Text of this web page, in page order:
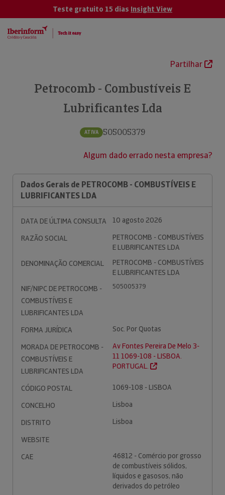
Teste gratuito 15 dias Insight View
Partilhar
Petrocomb - Combustíveis E
Lubrificantes Lda
ATIVA 505005379
Algum dado errado nesta empresa?
Dados Gerais de PETROCOMB - COMBUSTÍVEIS E
LUBRIFICANTES LDA
DATA DE ÚLTIMA CONSULTA
10 agosto 2026
RAZÃO SOCIAL
PETROCOMB - COMBUSTÍVEIS
E LUBRIFICANTES LDA
DENOMINAÇÃO COMERCIAL
PETROCOMB - COMBUSTÍVEIS
E LUBRIFICANTES LDA
NIF/NIPC DE PETROCOMB -
COMBUSTÍVEIS E
LUBRIFICANTES LDA
505005379
FORMA JURÍDICA
Soc. Por Quotas
MORADA DE PETROCOMB -
COMBUSTÍVEIS E
LUBRIFICANTES LDA
Av Fontes Pereira De Melo 3-
11 1069-108 - LISBOA.
PORTUGAL.
CÓDIGO POSTAL
1069-108 - LISBOA
CONCELHO
Lisboa
DISTRITO
Lisboa
WEBSITE
CAE
46812 - Comércio por grosso
de combustíveis sólidos,
líquidos e gasosos, não
derivados do petróleo